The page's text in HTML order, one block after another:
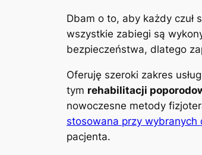
Dbam o to, aby każdy
wszystkie zabiegi są
bezpieczeństwa, dlatego
Oferuję szeroki zakres
tym rehabilitacji
nowoczesne metody
stosowana przy
pacjenta.